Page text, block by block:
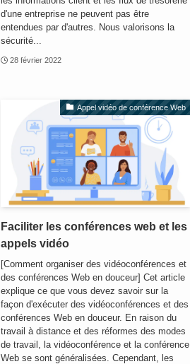
d'une entreprise ne peuvent pas être
entendues par d'autres. Nous valorisons la
sécurité...
28 février 2022
Appel vidéo de conférence Web
Faciliter les conférences web et les
appels vidéo
[Comment organiser des vidéoconférences et
des conférences Web en douceur] Cet article
explique ce que vous devez savoir sur la
façon d'exécuter des vidéoconférences et des
conférences Web en douceur. En raison du
travail à distance et des réformes des modes
de travail, la vidéoconférence et la conférence
Web se sont généralisées. Cependant, les